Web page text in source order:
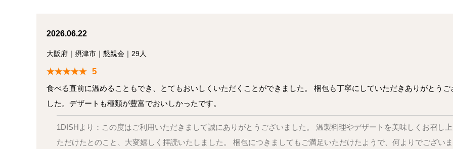
2026.06.22
大阪府 ｜ 摂津市 ｜ 懇親会 ｜ 29人
5
食べる直前に温めることもでき、とてもおいしくいただくことができました。 梱包も丁寧にしていただきありがとうご
した。デザートも種類が豊富でおいしかったです。
1DISHより：この度はご利用いただきまして誠にありがとうございました。 温製料理やデザートを美味しくお召し
ただけたとのこと、大変嬉しく拝読いたしました。 梱包につきましてもご満足いただけたようで、何よりでございま